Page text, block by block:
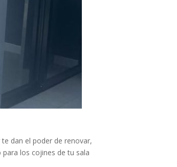
dan el poder de renovar,
los cojines de tu sala